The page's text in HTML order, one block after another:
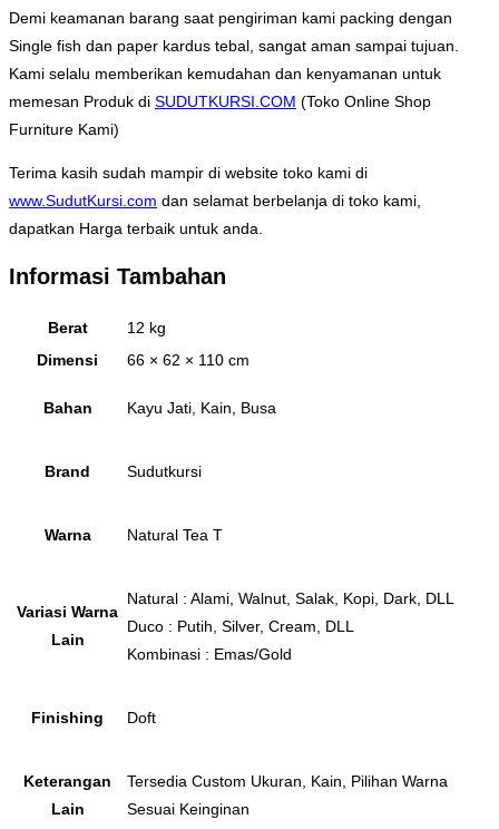
Demi keamanan barang saat pengiriman kami packing dengan
Single fish dan paper kardus tebal, sangat aman sampai tujuan.
Kami selalu memberikan kemudahan dan kenyamanan untuk
memesan Produk di SUDUTKURSI.COM (Toko Online Shop
Furniture Kami)
Terima kasih sudah mampir di website toko kami di
www.SudutKursi.com dan selamat berbelanja di toko kami,
dapatkan Harga terbaik untuk anda.
Informasi Tambahan
Berat
12 kg
Dimensi
66 × 62 × 110 cm
Bahan Kayu Jati, Kain, Busa
Brand Sudutkursi
Warna Natural Tea T
Variasi Warna
Lain
Natural : Alami, Walnut, Salak, Kopi, Dark, DLL
Duco : Putih, Silver, Cream, DLL
Kombinasi : Emas/Gold
Finishing Doft
Keterangan
Lain
Tersedia Custom Ukuran, Kain, Pilihan Warna
Sesuai Keinginan